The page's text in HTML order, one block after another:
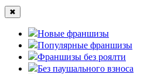
✖
Новые франшизы
Популярные франшизы
Франшизы без роялти
Без паушального взноса